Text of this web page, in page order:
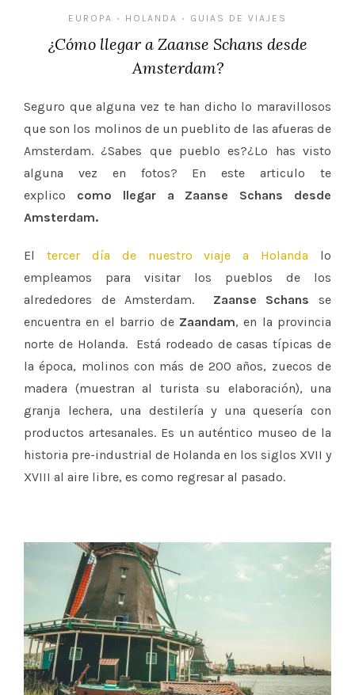
EUROPA • HOLANDA • GUIAS DE VIAJES
¿Cómo llegar a Zaanse Schans desde
Amsterdam?
Seguro que alguna vez te han dicho lo maravillosos
que son los molinos de un pueblito de las afueras de
Amsterdam. ¿Sabes que pueblo es?¿Lo has visto
alguna vez en fotos? En este articulo te
explico como llegar a Zaanse Schans desde
Amsterdam.
El tercer día de nuestro viaje a Holanda lo
empleamos para visitar los pueblos de los
alrededores de Amsterdam. Zaanse Schans se
encuentra en el barrio de Zaandam, en la provincia
norte de Holanda. Está rodeado de casas típicas de
la época, molinos con más de 200 años, zuecos de
madera (muestran al turista su elaboración), una
granja lechera, una destilería y una quesería con
productos artesanales. Es un auténtico museo de la
historia pre-industrial de Holanda en los siglos XVII y
XVIII al aire libre, es como regresar al pasado.